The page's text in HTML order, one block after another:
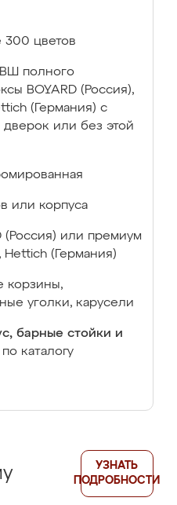
300 цветов
полного
BOYARD (Россия),
(Германия) с
или без этой
или корпуса
(Россия) или премиум
Hettich (Германия)
корзины,
уголки, карусели
барные стойки и
по каталогу
УЗНАТЬ
ПОДРОБНОСТИ